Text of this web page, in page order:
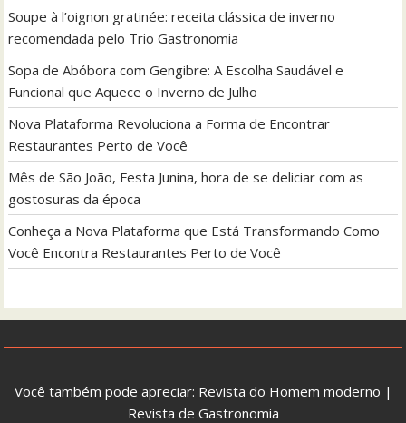
Soupe à l’oignon gratinée: receita clássica de inverno
recomendada pelo Trio Gastronomia
Sopa de Abóbora com Gengibre: A Escolha Saudável e
Funcional que Aquece o Inverno de Julho
Nova Plataforma Revoluciona a Forma de Encontrar
Restaurantes Perto de Você
Mês de São João, Festa Junina, hora de se deliciar com as
gostosuras da época
Conheça a Nova Plataforma que Está Transformando Como
Você Encontra Restaurantes Perto de Você
Você também pode apreciar: Revista do Homem moderno |
Revista de Gastronomia